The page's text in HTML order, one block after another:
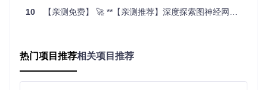
# 创建图数据对象
上图展示了图神经网络中的节点特征与边编码过程。图中左侧
部分展示了注意力机制的计算流程，包括线性变换、缩放、So
ftMax等操作；右侧则展示了图的结构，包括节点和边的连接
10 【亲测免费】 🚀 **【亲测推荐】深度探索图神经网络的神奇世界 ——《实战Python图神经网络》**
热门项目推荐相关项目推荐